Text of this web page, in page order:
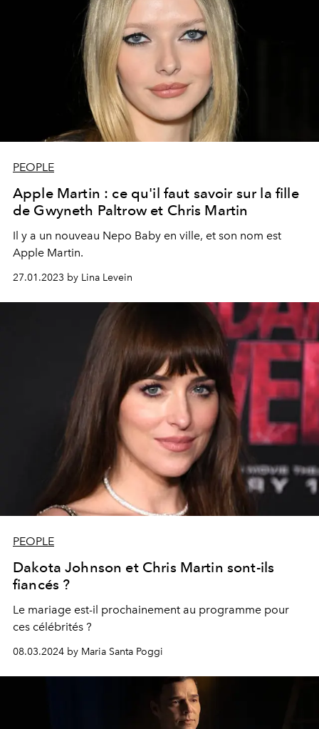
PEOPLE
Apple Martin : ce qu'il faut savoir sur la fille
de Gwyneth Paltrow et Chris Martin
Il y a un nouveau Nepo Baby en ville, et son nom est
Apple Martin.
27.01.2023 by Lina Levein
PEOPLE
Dakota Johnson et Chris Martin sont-ils
fiancés ?
Le mariage est-il prochainement au programme pour
ces célébrités ?
08.03.2024 by Maria Santa Poggi